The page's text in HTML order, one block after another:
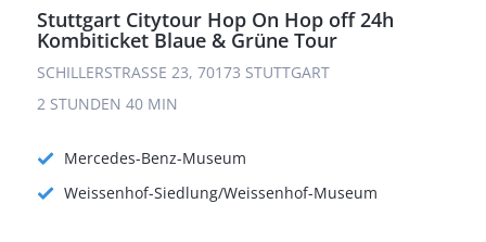
Stuttgart Citytour Hop On Hop off 24h
Kombiticket Blaue & Grüne Tour
SCHILLERSTRASSE 23, 70173 STUTTGART
2 STUNDEN 40 MIN
Mercedes-Benz-Museum
Weissenhof-Siedlung/Weissenhof-Museum